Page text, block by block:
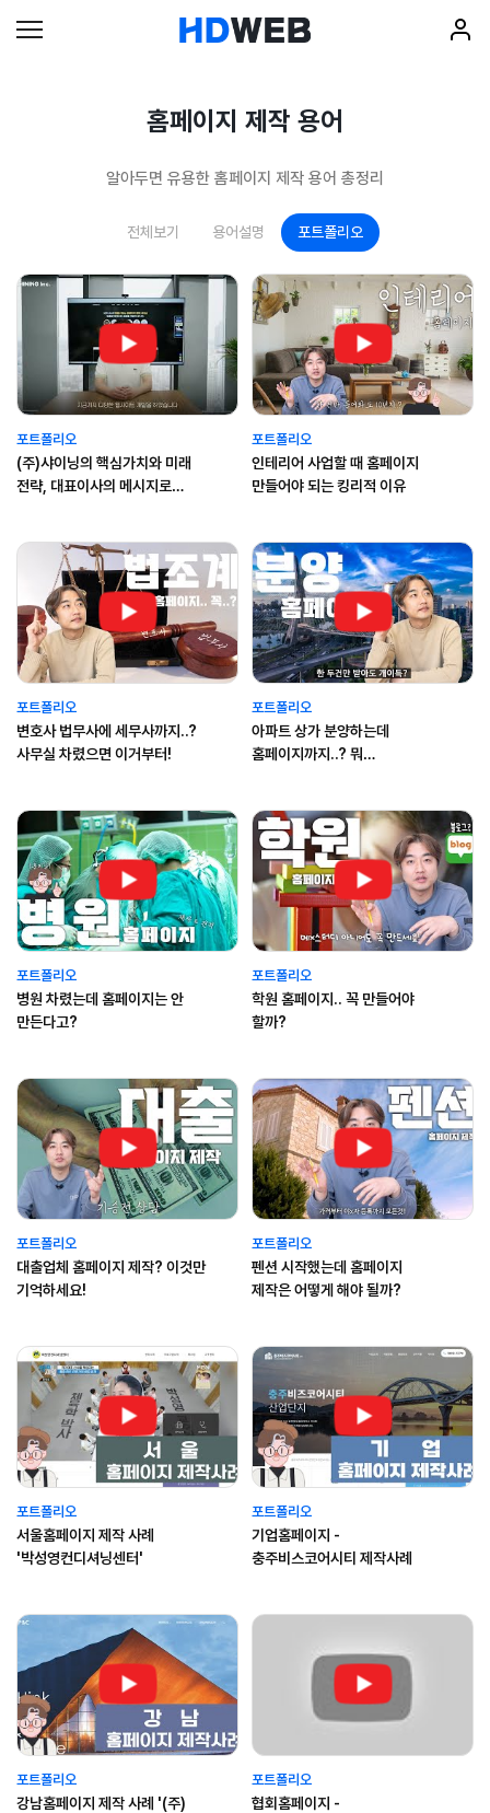
홈페이지 제작 용어
알아두면 유용한 홈페이지 제작 용어 총정리
전체보기 용어설명 포트폴리오
포트폴리오
(주)샤이닝의 핵심가치와 미래
전략, 대표이사의 메시지로
포트폴리오
인테리어 사업할 때 홈페이지
만들어야 되는 킹리적 이유
포트폴리오
변호사 법무사에 세무사까지..?
사무실 차렸으면 이거부터!
포트폴리오
아파트 상가 분양하는데
홈페이지까지..? 뭐
포트폴리오
병원 차렸는데 홈페이지는 안
만든다고?
포트폴리오
학원 홈페이지.. 꼭 만들어야
할까?
포트폴리오
대출업체 홈페이지 제작? 이것만
기억하세요!
포트폴리오
펜션 시작했는데 홈페이지
제작은 어떻게 해야 될까?
포트폴리오
서울홈페이지 제작 사례
'박성영컨디셔닝센터'
포트폴리오
기업홈페이지 -
충주비스코어시티 제작사례
포트폴리오
강남홈페이지 제작 사례 '(주)
포트폴리오
협회홈페이지 -